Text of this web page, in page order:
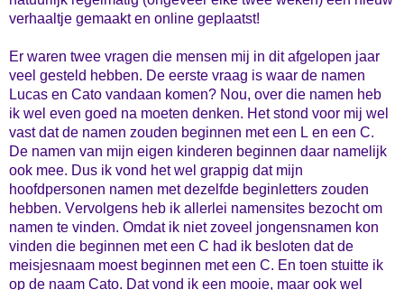
verhaaltje gemaakt en online geplaatst!
Er waren twee vragen die mensen mij in dit afgelopen jaar
veel gesteld hebben. De eerste vraag is waar de namen
Lucas en Cato vandaan komen? Nou, over die namen heb
ik wel even goed na moeten denken. Het stond voor mij wel
vast dat de namen zouden beginnen met een L en een C.
De namen van mijn eigen kinderen beginnen daar namelijk
ook mee. Dus ik vond het wel grappig dat mijn
hoofdpersonen namen met dezelfde beginletters zouden
hebben. Vervolgens heb ik allerlei namensites bezocht om
namen te vinden. Omdat ik niet zoveel jongensnamen kon
vinden die beginnen met een C had ik besloten dat de
meisjesnaam moest beginnen met een C. En toen stuitte ik
op de naam Cato. Dat vond ik een mooie, maar ook wel